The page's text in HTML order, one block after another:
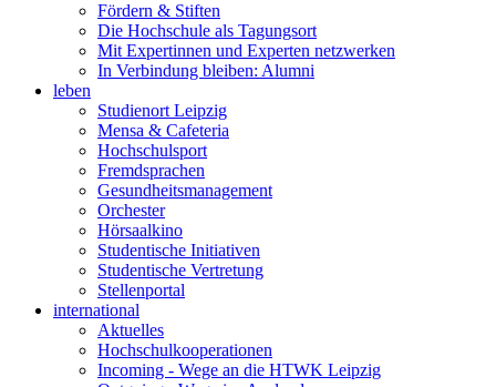
Fördern & Stiften
Die Hochschule als Tagungsort
Mit Expertinnen und Experten netzwerken
In Verbindung bleiben: Alumni
leben
Studienort Leipzig
Mensa & Cafeteria
Hochschulsport
Fremdsprachen
Gesundheitsmanagement
Orchester
Hörsaalkino
Studentische Initiativen
Studentische Vertretung
Stellenportal
international
Aktuelles
Hochschulkooperationen
Incoming - Wege an die HTWK Leipzig